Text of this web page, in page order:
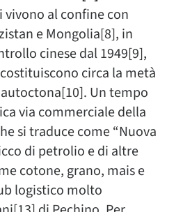
al confine con
e Mongolia[8], in
cinese dal 1949[9],
circa la metà
Un tempo
via commerciale della
si traduce come “Nuova
di petrolio e di altre
cotone, grano, mais e
logistico molto